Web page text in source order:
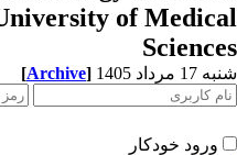
University of
مرداد 1405 [Archive]
ورود خودکار